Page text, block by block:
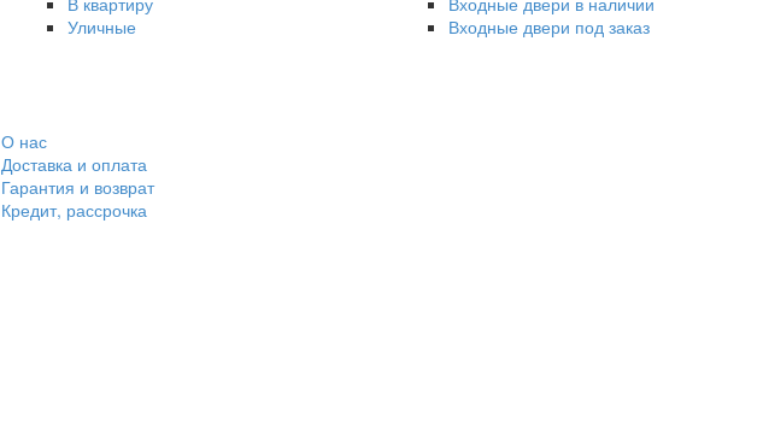
Уличные
Входные двери под заказ
О нас
Доставка и оплата
Гарантия и возврат
Кредит, рассрочка